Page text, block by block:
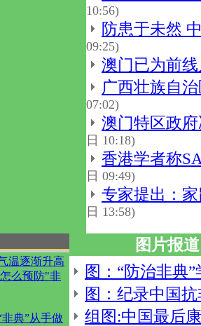
10:56)
防患于未然
09:25)
澳门已为前
广西壮族自
07:02)
澳门特区政
日 10:18)
香港学者称
日 09:49)
专家提出：
日 13:58)
温逐渐升高
么预防"非
非典”从手做
图片报道
图：“防治非典
图：纪录中国
组图:中国最后